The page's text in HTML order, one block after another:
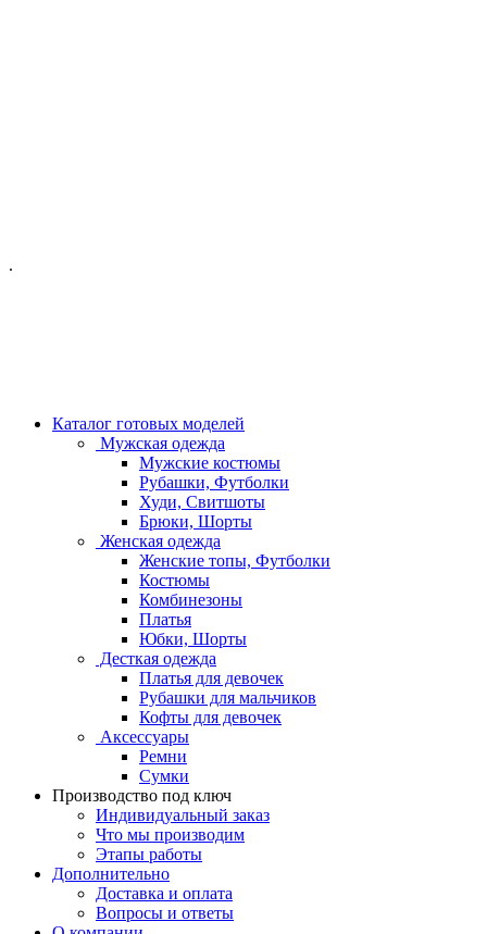
.
Каталог готовых моделей
Мужская одежда
Мужские костюмы
Рубашки, Футболки
Худи, Свитшоты
Брюки, Шорты
Женская одежда
Женские топы, Футболки
Костюмы
Комбинезоны
Платья
Юбки, Шорты
Десткая одежда
Платья для девочек
Рубашки для мальчиков
Кофты для девочек
Аксессуары
Ремни
Сумки
Производство под ключ
Индивидуальный заказ
Что мы производим
Этапы работы
Дополнительно
Доставка и оплата
Вопросы и ответы